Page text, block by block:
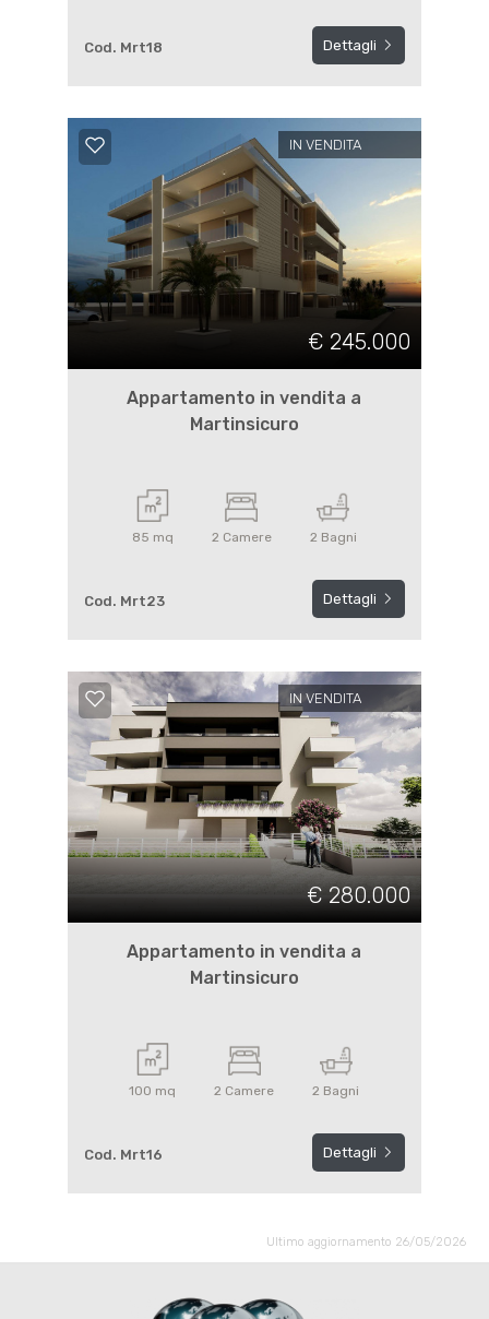
Cod. Mrt18 Dettagli
IN VENDITA
€ 245.000
Appartamento in vendita a
Martinsicuro
85 mq 2 Camere 2 Bagni
Cod. Mrt23 Dettagli
IN VENDITA
€ 280.000
Appartamento in vendita a
Martinsicuro
100 mq 2 Camere 2 Bagni
Cod. Mrt16 Dettagli
Ultimo aggiornamento 26/05/2026